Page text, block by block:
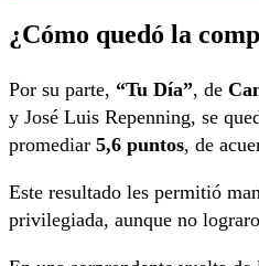
¿Cómo quedó la
Por su parte, “Tu Día”, de
y José Luis Repenning, se
promediar 5,6 puntos, de
Este resultado les permitió
privilegiada, aunque no